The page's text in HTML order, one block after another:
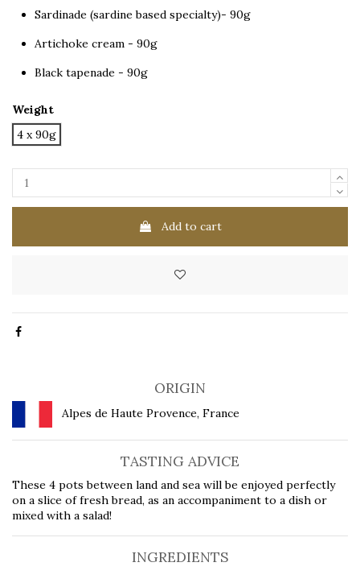
Sardinade (sardine based specialty)- 90g
Artichoke cream - 90g
Black tapenade - 90g
Weight
4 x 90g
Add to cart
ORIGIN
Alpes de Haute Provence, France
TASTING ADVICE
These 4 pots between land and sea will be enjoyed perfectly
on a slice of fresh bread, as an accompaniment to a dish or
mixed with a salad!
INGREDIENTS